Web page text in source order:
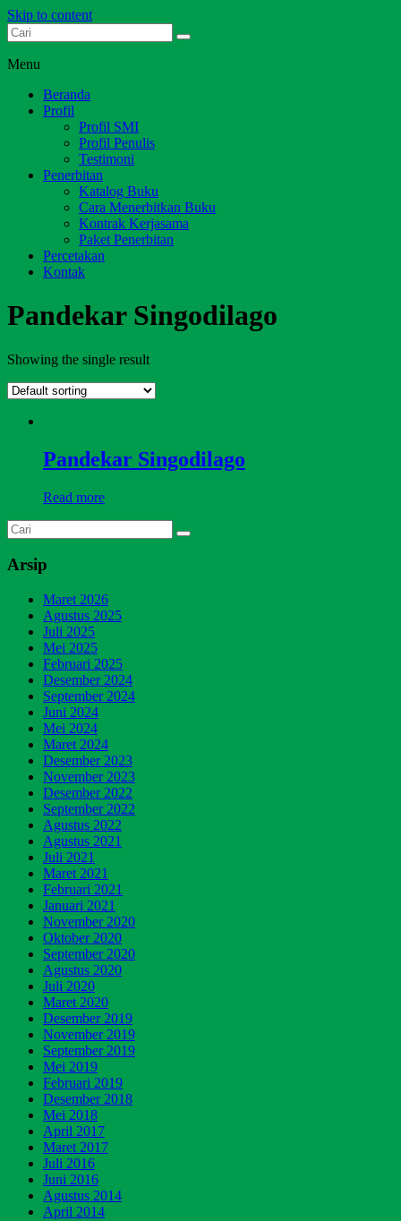
Skip to content
Dari Jambi untuk Indonesia
Menu
Beranda
Profil
Profil SMI
Profil Penulis
Testimoni
Penerbitan
Katalog Buku
Cara Menerbitkan Buku
Kontrak Kerjasama
Paket Penerbitan
Percetakan
Kontak
Pandekar Singodilago
Showing the single result
Pandekar Singodilago
Read more
Arsip
Maret 2026
Agustus 2025
Juli 2025
Mei 2025
Februari 2025
Desember 2024
September 2024
Juni 2024
Mei 2024
Maret 2024
Desember 2023
November 2023
Desember 2022
September 2022
Agustus 2022
Agustus 2021
Juli 2021
Maret 2021
Februari 2021
Januari 2021
November 2020
Oktober 2020
September 2020
Agustus 2020
Juli 2020
Maret 2020
Desember 2019
November 2019
September 2019
Mei 2019
Februari 2019
Desember 2018
Mei 2018
April 2017
Maret 2017
Juli 2016
Juni 2016
Agustus 2014
April 2014